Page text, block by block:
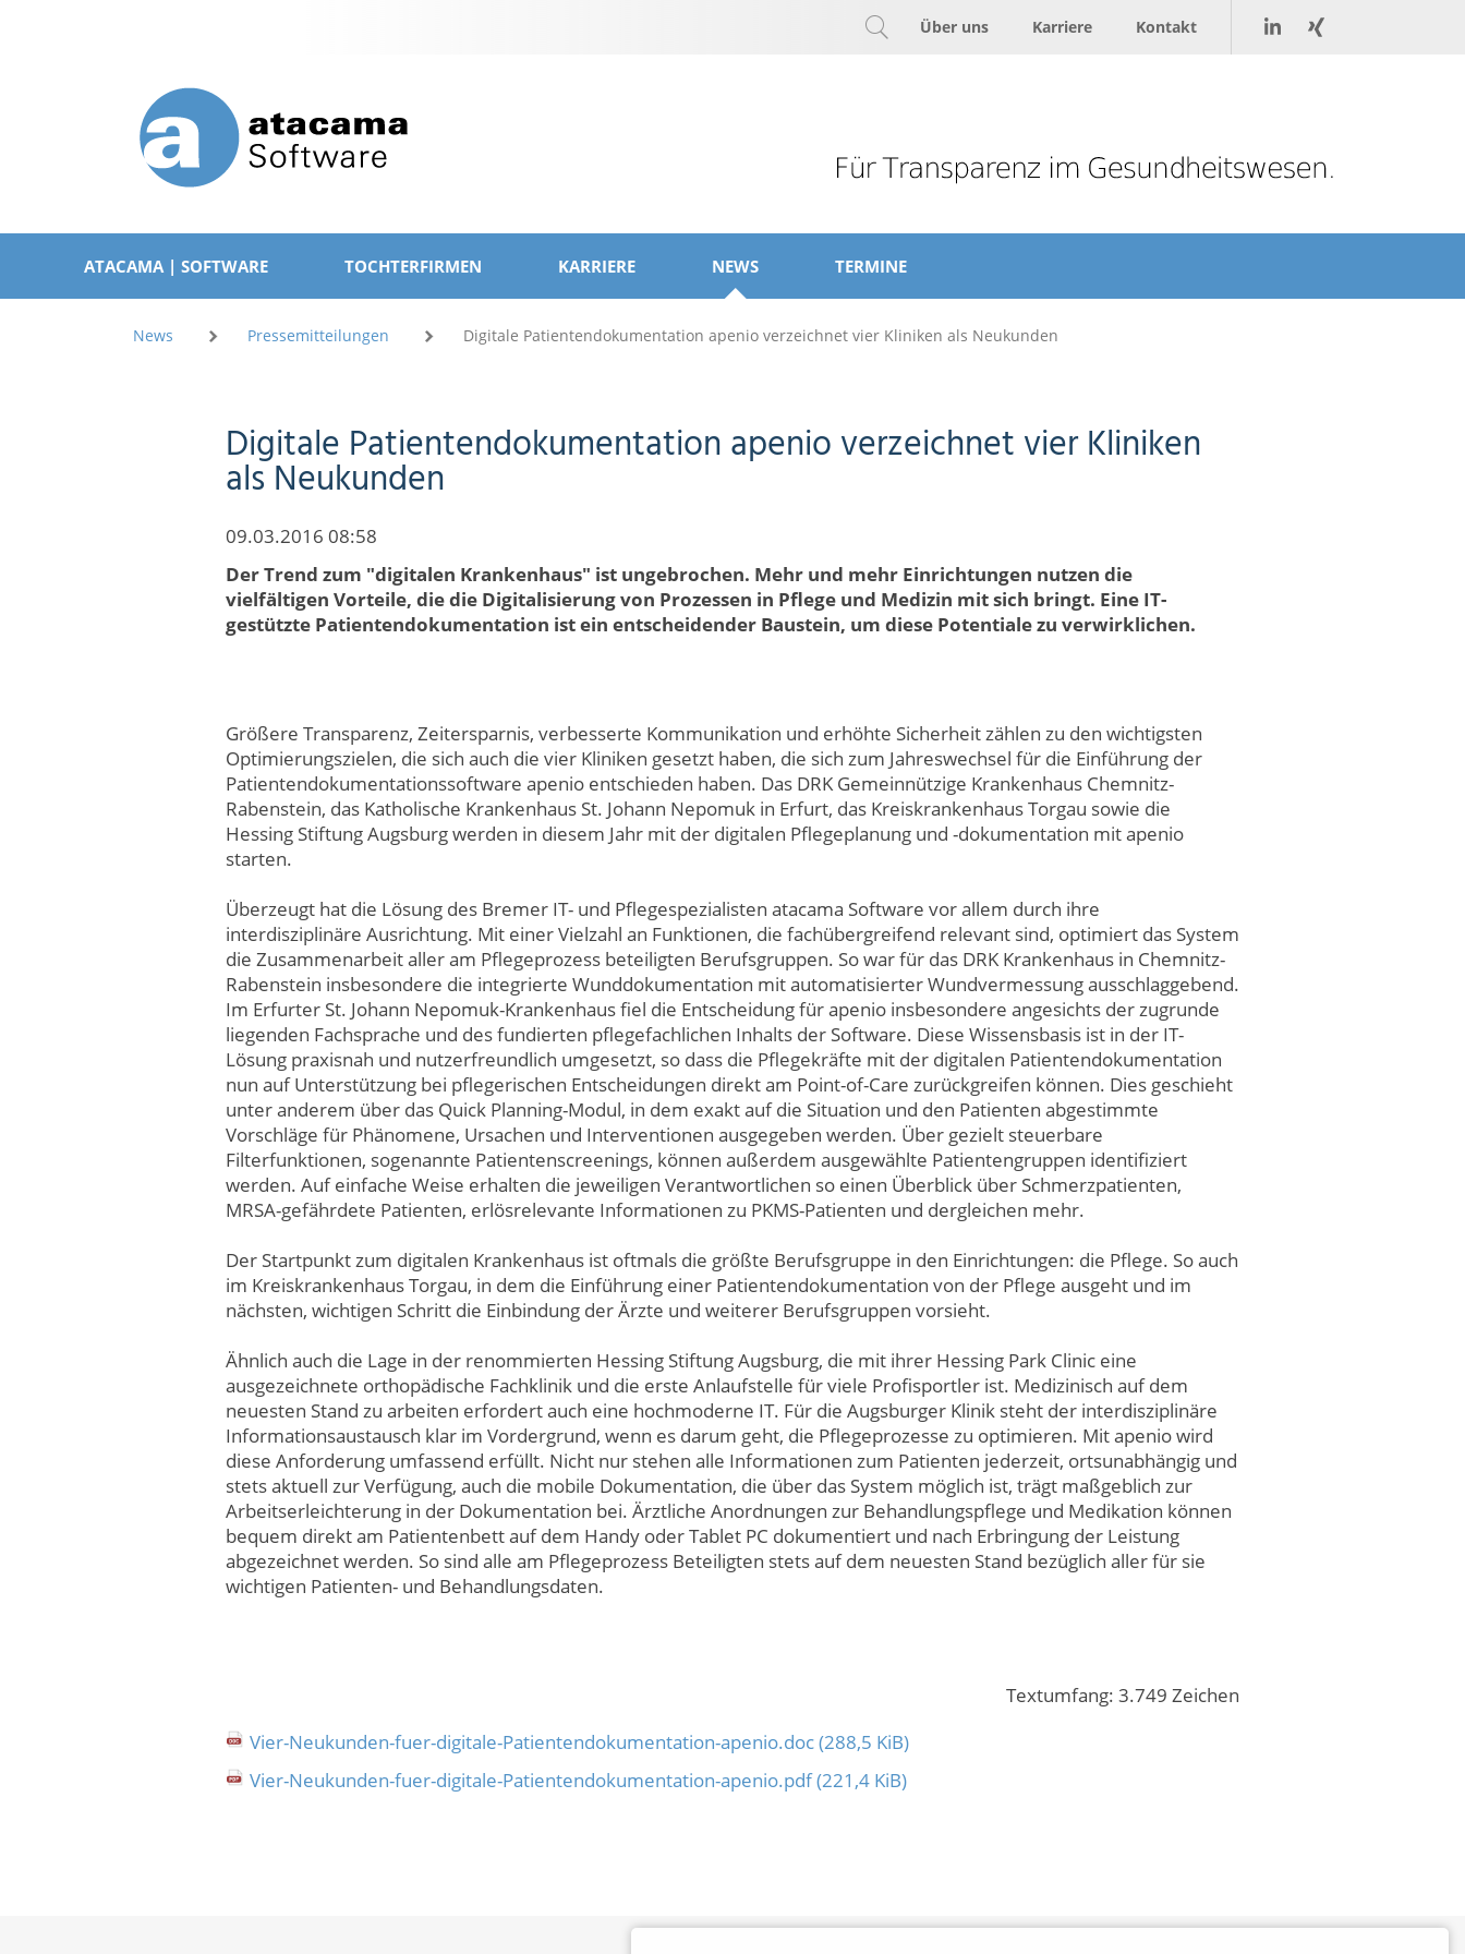
Kontakt
Karriere
Über uns
NAVIGATION
ÜBERSPRINGENATACAMA | SOFTWARE TOCHTERFIRMEN KARRIERE NEWS TERMINE
News Pressemitteilungen Digitale Patientendokumentation apenio verzeichnet vier Kliniken als Neukunden
Digitale Patientendokumentation apenio verzeichnet vier Kliniken
als Neukunden
09.03.2016 08:58
Der Trend zum "digitalen Krankenhaus" ist ungebrochen. Mehr und mehr Einrichtungen nutzen die
vielfältigen Vorteile, die die Digitalisierung von Prozessen in Pflege und Medizin mit sich bringt. Eine IT-
gestützte Patientendokumentation ist ein entscheidender Baustein, um diese Potentiale zu verwirklichen.
Größere Transparenz, Zeitersparnis, verbesserte Kommunikation und erhöhte Sicherheit zählen zu den wichtigsten
Optimierungszielen, die sich auch die vier Kliniken gesetzt haben, die sich zum Jahreswechsel für die Einführung der
Patientendokumentationssoftware apenio entschieden haben. Das DRK Gemeinnützige Krankenhaus Chemnitz-
Rabenstein, das Katholische Krankenhaus St. Johann Nepomuk in Erfurt, das Kreiskrankenhaus Torgau sowie die
Hessing Stiftung Augsburg werden in diesem Jahr mit der digitalen Pflegeplanung und -dokumentation mit apenio
starten.
Überzeugt hat die Lösung des Bremer IT- und Pflegespezialisten atacama Software vor allem durch ihre
interdisziplinäre Ausrichtung. Mit einer Vielzahl an Funktionen, die fachübergreifend relevant sind, optimiert das System
die Zusammenarbeit aller am Pflegeprozess beteiligten Berufsgruppen. So war für das DRK Krankenhaus in Chemnitz-
Rabenstein insbesondere die integrierte Wunddokumentation mit automatisierter Wundvermessung ausschlaggebend.
Im Erfurter St. Johann Nepomuk-Krankenhaus fiel die Entscheidung für apenio insbesondere angesichts der zugrunde
liegenden Fachsprache und des fundierten pflegefachlichen Inhalts der Software. Diese Wissensbasis ist in der IT-
Lösung praxisnah und nutzerfreundlich umgesetzt, so dass die Pflegekräfte mit der digitalen Patientendokumentation
nun auf Unterstützung bei pflegerischen Entscheidungen direkt am Point-of-Care zurückgreifen können. Dies geschieht
unter anderem über das Quick Planning-Modul, in dem exakt auf die Situation und den Patienten abgestimmte
Vorschläge für Phänomene, Ursachen und Interventionen ausgegeben werden. Über gezielt steuerbare
Filterfunktionen, sogenannte Patientenscreenings, können außerdem ausgewählte Patientengruppen identifiziert
werden. Auf einfache Weise erhalten die jeweiligen Verantwortlichen so einen Überblick über Schmerzpatienten,
MRSA-gefährdete Patienten, erlösrelevante Informationen zu PKMS-Patienten und dergleichen mehr.
Der Startpunkt zum digitalen Krankenhaus ist oftmals die größte Berufsgruppe in den Einrichtungen: die Pflege. So auch
im Kreiskrankenhaus Torgau, in dem die Einführung einer Patientendokumentation von der Pflege ausgeht und im
nächsten, wichtigen Schritt die Einbindung der Ärzte und weiterer Berufsgruppen vorsieht.
Ähnlich auch die Lage in der renommierten Hessing Stiftung Augsburg, die mit ihrer Hessing Park Clinic eine
ausgezeichnete orthopädische Fachklinik und die erste Anlaufstelle für viele Profisportler ist. Medizinisch auf dem
neuesten Stand zu arbeiten erfordert auch eine hochmoderne IT. Für die Augsburger Klinik steht der interdisziplinäre
Informationsaustausch klar im Vordergrund, wenn es darum geht, die Pflegeprozesse zu optimieren. Mit apenio wird
diese Anforderung umfassend erfüllt. Nicht nur stehen alle Informationen zum Patienten jederzeit, ortsunabhängig und
stets aktuell zur Verfügung, auch die mobile Dokumentation, die über das System möglich ist, trägt maßgeblich zur
Arbeitserleichterung in der Dokumentation bei. Ärztliche Anordnungen zur Behandlungspflege und Medikation können
bequem direkt am Patientenbett auf dem Handy oder Tablet PC dokumentiert und nach Erbringung der Leistung
abgezeichnet werden. So sind alle am Pflegeprozess Beteiligten stets auf dem neuesten Stand bezüglich aller für sie
wichtigen Patienten- und Behandlungsdaten.
Textumfang: 3.749 Zeichen
Vier-Neukunden-fuer-digitale-Patientendokumentation-apenio.doc(288,5 KiB)
Vier-Neukunden-fuer-digitale-Patientendokumentation-apenio.pdf(221,4 KiB)